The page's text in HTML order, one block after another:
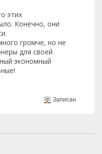
этих
Конечно, они
громче, но не
для своей
экономный
Записан